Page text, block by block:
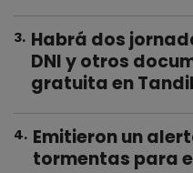
3. Habrá dos
DNI y otros
gratuita en Tandil
4. Emitieron un
tormentas para